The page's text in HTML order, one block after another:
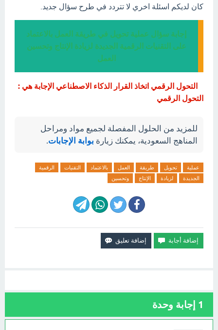
كان لديكم اسئلة اخري لا تتردد في طرح سؤال جديد.
إجابة سؤال عملية تحويل في طريقة العمل بالاعتماد
على التقنيات الرقمية الجديدة لزيادة الإنتاج وتحسين
العمل
التحول الرقمي اتخاذ القرار الذكاء الاصطناعي الإجابة هي :
التحول الرقمي
للمزيد من الحلول المفصلة لجميع مواد ومراحل
المناهج السعودية، يمكنك زيارة بوابة الإجابات.
عملية تحويل طريقة العمل بالاعتماد التقنيات
الرقمية
الجديدة
لزيادة الإنتاج وتحسين
1 إجابة وحدة